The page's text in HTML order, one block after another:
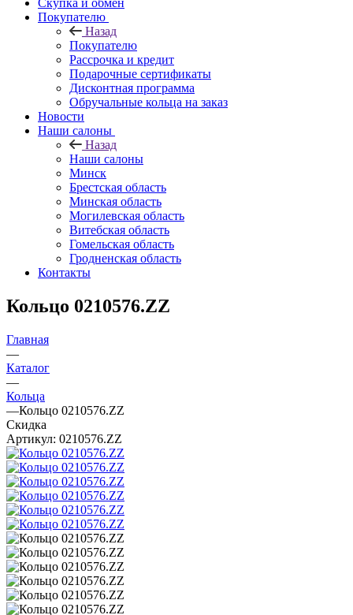
Скупка и обмен
Покупателю
Назад
Покупателю
Рассрочка и кредит
Подарочные сертификаты
Дисконтная программа
Обручальные кольца на заказ
Новости
Наши салоны
Назад
Наши салоны
Минск
Брестская область
Минская область
Могилевская область
Витебская область
Гомельская область
Гродненская область
Контакты
Кольцо 0210576.ZZ
Главная
—
Каталог
—
Кольца
—Кольцо 0210576.ZZ
Скидка
Артикул: 0210576.ZZ